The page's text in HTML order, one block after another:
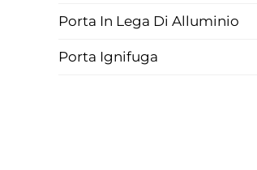
Porta In Lega Di Alluminio
Porta Ignifuga